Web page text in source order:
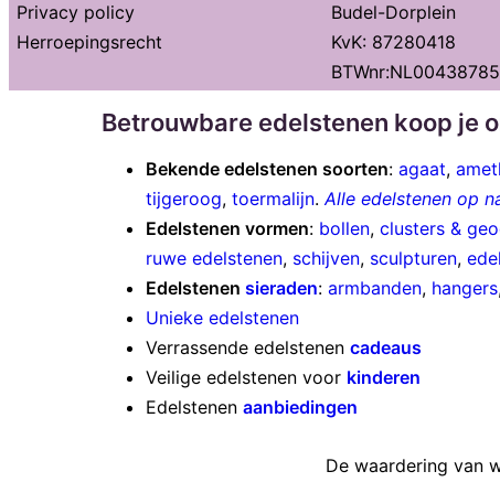
Privacy policy
Herroepingsrecht
Budel-Dorplein
KvK: 87280418
Betrouwbare edelstenen koop je
Bekende edelstenen soorten: agaat,
tijgeroog, toermalijn.Alle edelstenen op
Edelstenen vormen: bollen, clusters &
ruwe edelstenen, schijven, sculpturen,
Edelstenen sieraden: armbanden, hangers
Unieke edelstenen
Verrassende edelstenen cadeaus
Veilige edelstenen voor kinderen
Edelstenen aanbiedingen
De waardering van